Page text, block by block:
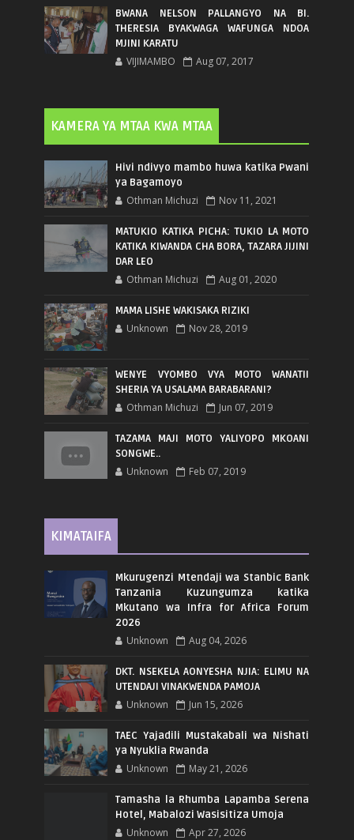
BWANA NELSON PALLANGYO NA BI.
THERESIA BYAKWAGA WAFUNGA NDOA
MJINI KARATU
VIJIMAMBO Aug 07, 2017
KAMERA YA MTAA KWA MTAA
Hivi ndivyo mambo huwa katika Pwani
ya Bagamoyo
Othman Michuzi Nov 11, 2021
MATUKIO KATIKA PICHA: TUKIO LA MOTO
KATIKA KIWANDA CHA BORA, TAZARA JIJINI
DAR LEO
Othman Michuzi Aug 01, 2020
MAMA LISHE WAKISAKA RIZIKI
Unknown Nov 28, 2019
WENYE VYOMBO VYA MOTO WANATII
SHERIA YA USALAMA BARABARANI?
Othman Michuzi Jun 07, 2019
TAZAMA MAJI MOTO YALIYOPO MKOANI
SONGWE..
Unknown Feb 07, 2019
KIMATAIFA
Mkurugenzi Mtendaji wa Stanbic Bank
Tanzania Kuzungumza katika
Mkutano wa Infra for Africa Forum
2026
Unknown Aug 04, 2026
DKT. NSEKELA AONYESHA NJIA: ELIMU NA
UTENDAJI VINAKWENDA PAMOJA
Unknown Jun 15, 2026
TAEC Yajadili Mustakabali wa Nishati
ya Nyuklia Rwanda
Unknown May 21, 2026
Tamasha la Rhumba Lapamba Serena
Hotel, Mabalozi Wasisitiza Umoja
Unknown Apr 27, 2026